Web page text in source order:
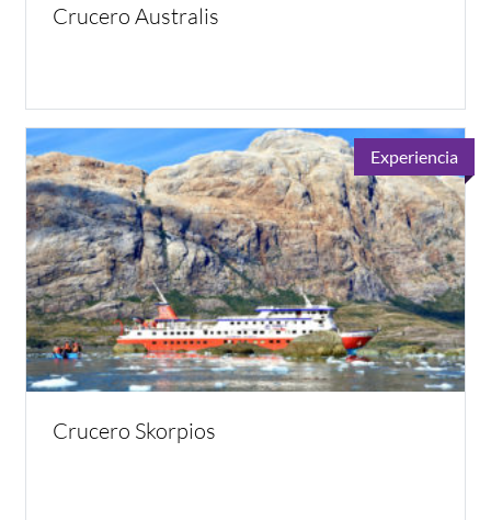
Crucero Australis
Experiencia
Crucero Skorpios